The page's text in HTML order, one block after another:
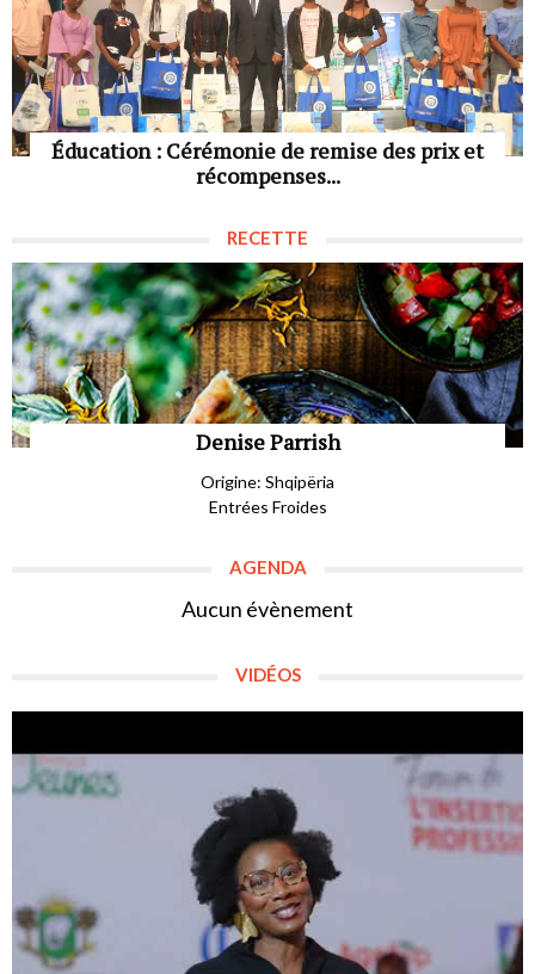
Éducation : Cérémonie de remise des prix et
récompenses...
RECETTE
Denise Parrish
Origine: Shqipëria
Entrées Froides
AGENDA
Aucun évènement
VIDÉOS